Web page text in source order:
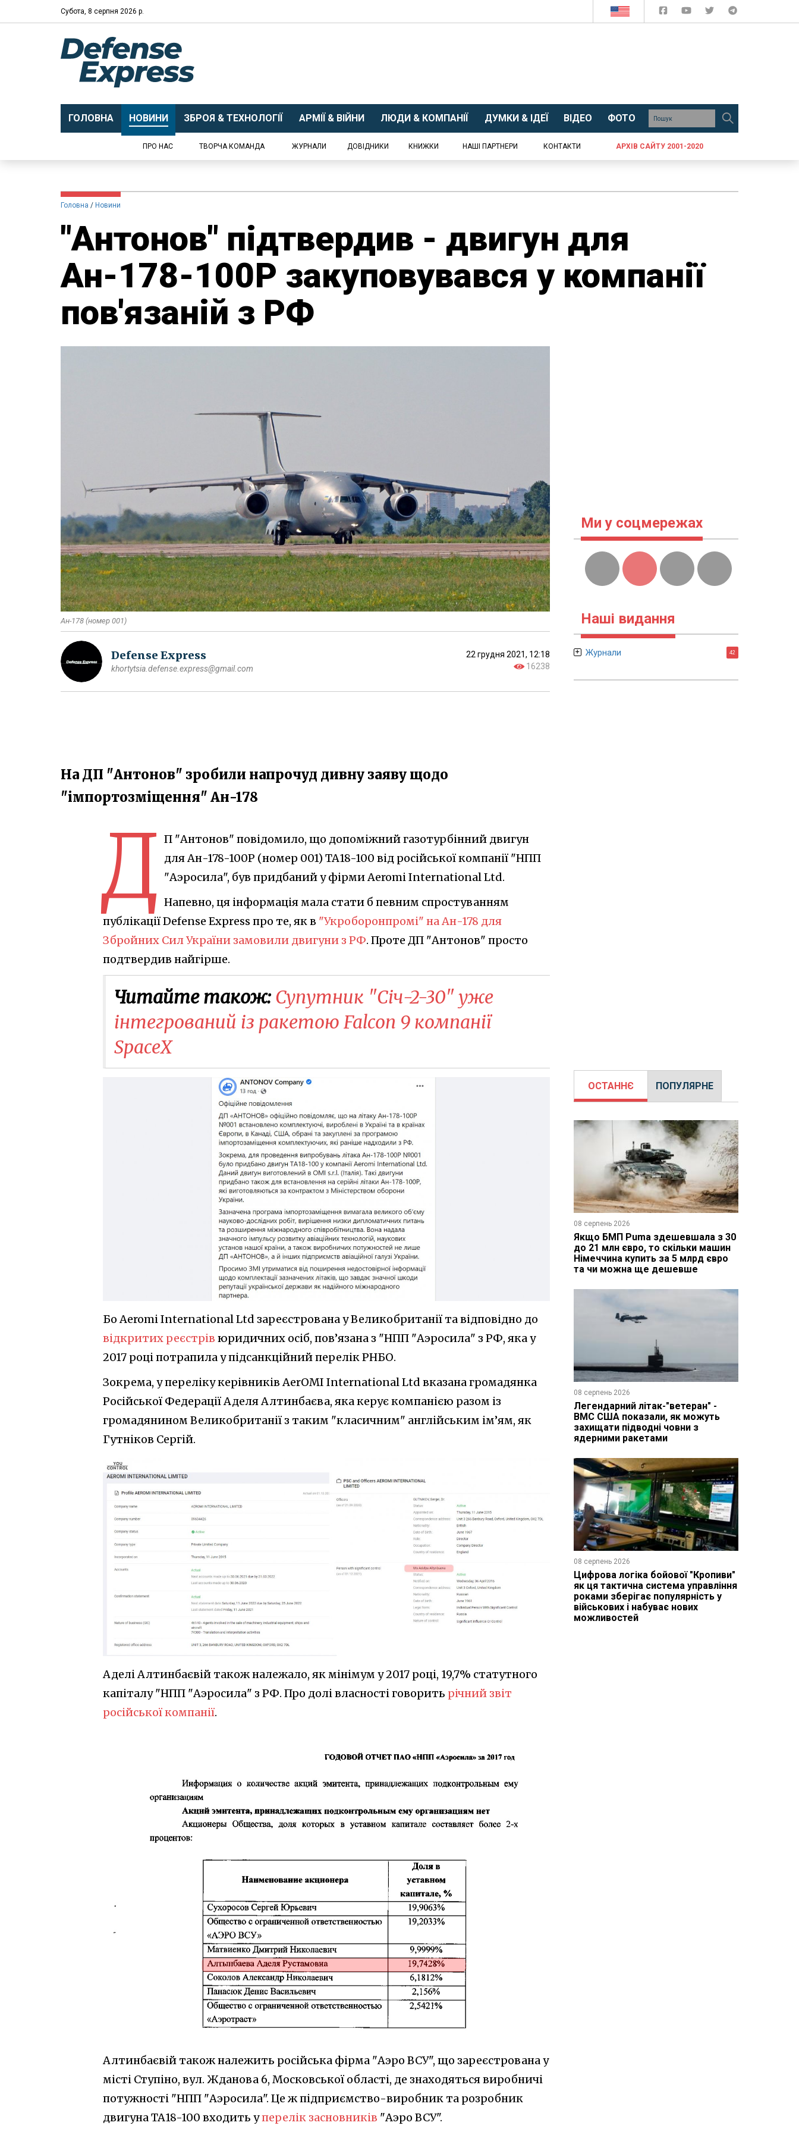
Субота, 8 серпня 2026 р.
ГОЛОВНА НОВИНИ ЗБРОЯ & ТЕХНОЛОГІЇ АРМІЇ & ВІЙНИ ЛЮДИ & КОМПАНІЇ ДУМКИ & ІДЕЇ ВІДЕО ФОТО
ПРО НАС ТВОРЧА КОМАНДА ЖУРНАЛИ ДОВІДНИКИ КНИЖКИ НАШІ ПАРТНЕРИ КОНТАКТИ АРХІВ САЙТУ 2001-2020
Головна Новини
​"Антонов" підтвердив - двигун для
Ан-178-100Р закуповувався у компанії
пов'язаній з РФ
Ан-178 (номер 001)
Defense Express
khortytsia.defense.express@gmail.com
22 грудня 2021, 12:18
16238
На ДП "Антонов" зробили напрочуд дивну заяву щодо
"імпортозміщення" Ан-178
Д П "Антонов" повідомило, що допоміжний газотурбінний двигун
для Ан-178-100Р (номер 001) ТА18-100 від російської компанії "НПП
"Аэросила", був придбаний у фірми Aeromi International Ltd.
Напевно, ця інформація мала стати б певним спростуванням
публікації Defense Express про те, як в "Укроборонпромі" на Ан-178 для
Збройних Сил України замовили двигуни з РФ. Проте ДП "Антонов" просто
подтвердив найгірше.
Читайте також: Супутник "Січ-2-30" уже
інтегрований із ракетою Falcon 9 компанії
SpaceX
Бо Aeromi International Ltd зареєстрована у Великобританії та відповідно до
відкритих реєстрів юридичних осіб, пов’язана з "НПП "Аэросила" з РФ, яка у
2017 році потрапила у підсанкційний перелік РНБО.
Зокрема, у переліку керівників AerOMI International Ltd вказана громадянка
Російської Федерації Аделя Алтинбаєва, яка керує компанією разом із
громадянином Великобританії з таким "класичним" англійським ім’ям, як
Гутніков Сергій.
Аделі Алтинбаєвій також належало, як мінімум у 2017 році, 19,7% статутного
капіталу "НПП "Аэросила" з РФ. Про долі власності говорить річний звіт
російської компанії.
Алтинбаєвій також належить російська фірма "Аэро ВСУ", що зареєстрована у
місті Ступіно, вул. Жданова 6, Московської області, де знаходяться виробничі
потужності "НПП "Аэросила". Це ж підприємство-виробник та розробник
двигуна ТА18-100 входить уперелік засновників "Аэро ВСУ".
Ми у соцмережах
Наші видання
Журнали 42
ОСТАННЄ ПОПУЛЯРНЕ
08 серпень 2026
Якщо БМП Puma здешевшала з 30
до 21 млн євро, то скільки машин
Німеччина купить за 5 млрд євро
та чи можна ще дешевше
08 серпень 2026
Легендарний літак-"ветеран" -
ВМС США показали, як можуть
захищати підводні човни з
ядерними ракетами
08 серпень 2026
Цифрова логіка бойової "Кропиви"
як ця тактична система управління
роками зберігає популярність у
військових і набуває нових
можливостей